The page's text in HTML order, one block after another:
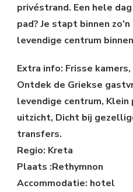
privéstrand. Een hele
pad? Je stapt binnen
levendige centrum
Extra info: Frisse
Ontdek de Griekse
levendige centrum,
uitzicht, Dicht bij
transfers.
Regio: Kreta
Plaats :Rethymnon
Accommodatie: hotel